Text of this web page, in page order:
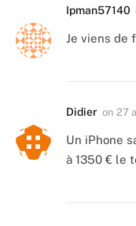
Ipman57140
Je viens de
Didier on 27
Un iPhone
à 1350 € le